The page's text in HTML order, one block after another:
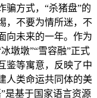
骗方式，“杀猪盘”的
，不要为情所迷，不
向未来的一年。作为
墩墩”“雪容融”正式
鉴等寓意，反映了中
人类命运共同体的美
是基于国家语言资源